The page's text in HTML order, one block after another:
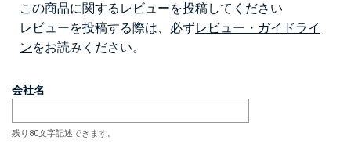
この商品に関するレビューを投稿してください
レビューを投稿する際は、必ずレビュー・ガイドライ
ンをお読みください。
会社名
残り80文字記述できます。